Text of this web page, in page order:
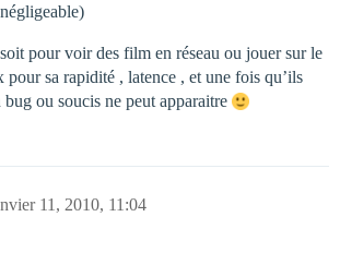
pour voir des film en réseau ou jouer sur le
pour sa rapidité , latence , et une fois qu’ils
bug ou soucis ne peut apparaitre
11, 2010, 11:04